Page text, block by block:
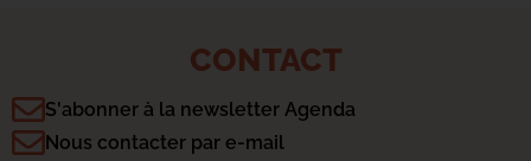
CONTACT
S'abonner à la newsletter Agenda
Nous contacter par e-mail